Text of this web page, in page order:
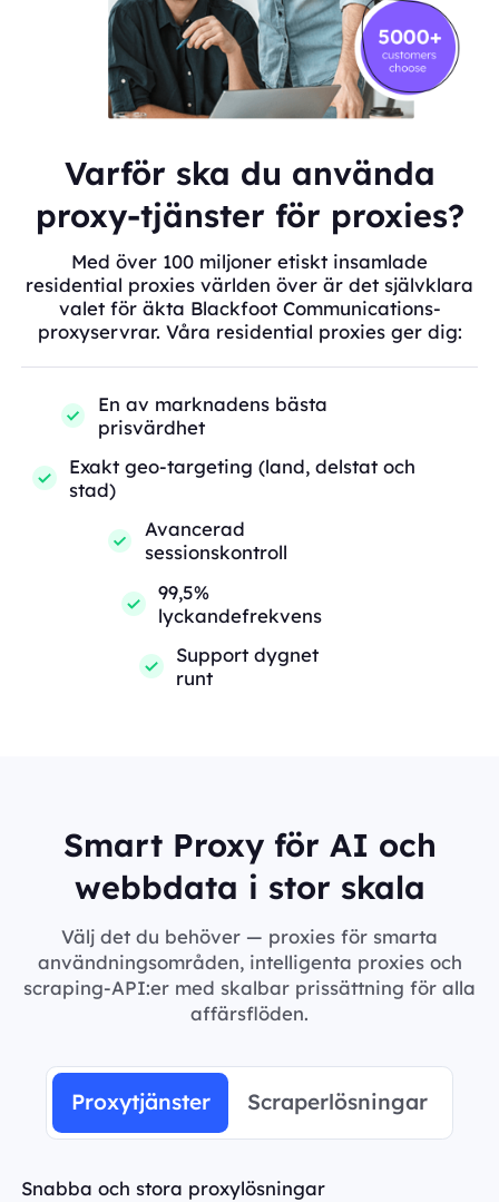
Varför ska du använda
proxy-tjänster för proxies?
Med över 100 miljoner etiskt insamlade
residential proxies världen över är det självklara
valet för äkta Blackfoot Communications-
proxyservrar. Våra residential proxies ger dig:
En av marknadens bästa
prisvärdhet
Exakt geo-targeting (land, delstat och
stad)
Avancerad
sessionskontroll
99,5%
lyckandefrekvens
Support dygnet
runt
Smart Proxy för AI och
webbdata i stor skala
Välj det du behöver — proxies för smarta
användningsområden, intelligenta proxies och
scraping-API:er med skalbar prissättning för alla
affärsflöden.
Proxytjänster Scraperlösningar
Snabba och stora proxylösningar